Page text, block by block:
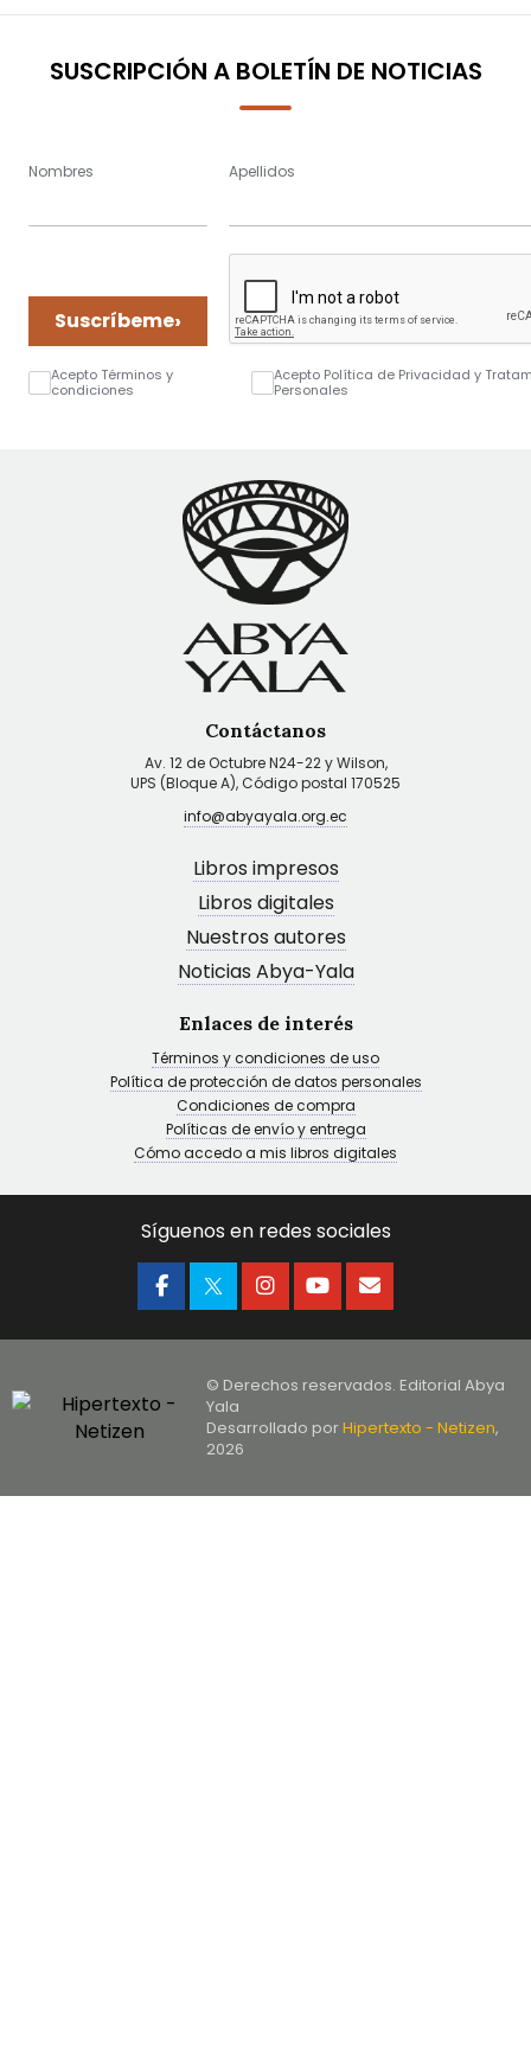
SUSCRIPCIÓN A BOLETÍN DE NOTICIAS
Nombres Apellidos
Suscríbeme›
Acepto Términos y
condiciones
Acepto Política de Privacidad y
Personales
Contáctanos
Av. 12 de Octubre N24-22 y Wilson,
UPS (Bloque A), Código postal 170525
info@abyayala.org.ec
Libros impresos
Libros digitales
Nuestros autores
Noticias Abya-Yala
Enlaces de interés
Términos y condiciones de uso
Política de protección de datos personales
Condiciones de compra
Políticas de envío y entrega
Cómo accedo a mis libros digitales
Síguenos en redes sociales
© Derechos reservados. Editorial Abya
Yala
Desarrollado porHipertexto - Netizen,
2026